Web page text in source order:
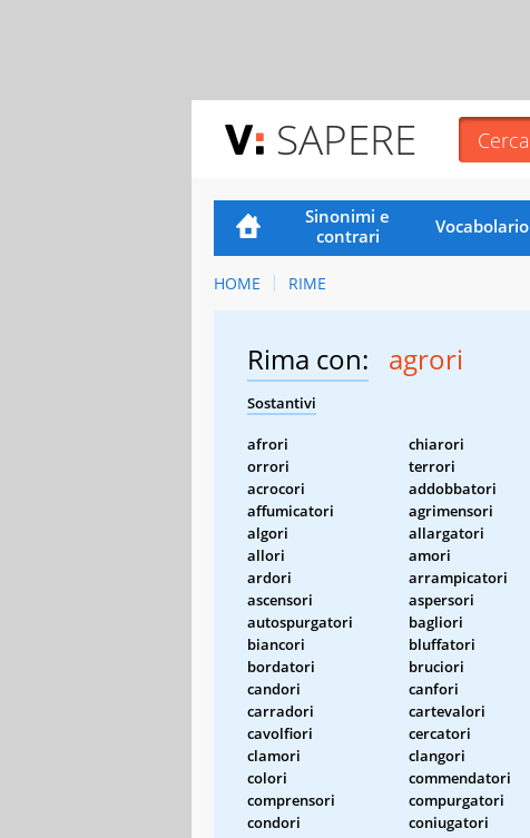
SAPERE
Sinonimi e
contrari
Vocabolario
HOME RIME
Rima con: agrori
Sostantivi
afrori chiarori
orrori
terrori
acrocori
addobbatori
affumicatori
agrimensori
algori
allargatori
allori
amori
ardori
arrampicatori
ascensori
aspersori
autospurgatori
bagliori
biancori
bluffatori
bordatori
bruciori
candori
canfori
carradori
cartevalori
cavolfiori
cercatori
clamori
clangori
colori
commendatori
comprensori
compurgatori
condori
coniugatori